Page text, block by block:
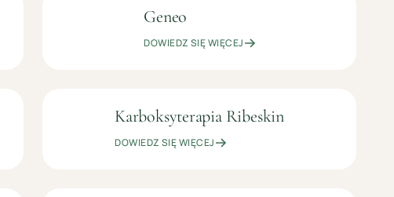
OD
ZŁ
Geneo
DOWIEDZ SIĘ WIĘCEJ
199
ZŁ
KOSMETOLOGIA
Karboksyterapia Ribeskin
DOWIEDZ SIĘ WIĘCEJ